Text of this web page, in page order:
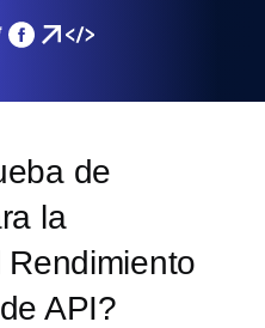
de
la
API?